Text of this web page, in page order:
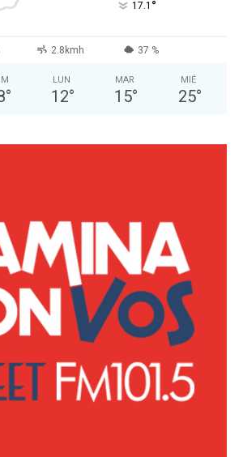
17.1 °
2.8kmh 37 %
°
LUN
12°
MAR
15°
MIÉ
25°